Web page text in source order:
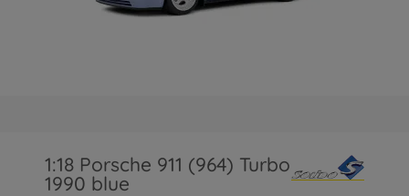
1:18 Porsche 911 (964) Turbo
1990 blue